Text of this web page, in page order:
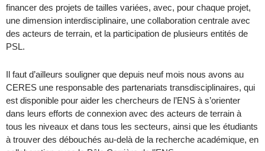
financer des projets de tailles variées, avec, pour chaque projet,
une dimension interdisciplinaire, une collaboration centrale avec
des acteurs de terrain, et la participation de plusieurs entités de
PSL.
Il faut d’ailleurs souligner que depuis neuf mois nous avons au
CERES une responsable des partenariats transdisciplinaires, qui
est disponible pour aider les chercheurs de l’ENS à s’orienter
dans leurs efforts de connexion avec des acteurs de terrain à
tous les niveaux et dans tous les secteurs, ainsi que les étudiants
à trouver des débouchés au-delà de la recherche académique, en